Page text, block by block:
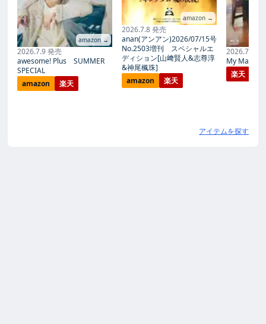
amazon →
2026.7.9 発売
awesome! Plus SUMMER
SPECIAL
amazon
楽天
amazon →
2026.7.8 発売
anan(アンアン)2026/07/15号
No.2503増刊 スペシャルエ
ディション[山﨑賢人&志尊淳
&神尾楓珠]
amazon
楽天
2026.7.27
My Magic
楽天
アイテムを探す